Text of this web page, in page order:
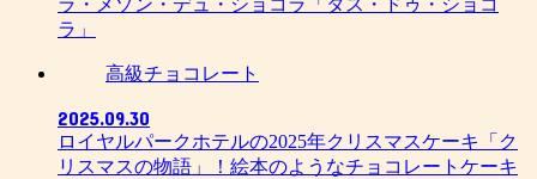
ラ」
高級チョコレート
2025.09.30
ロイヤルパークホテルの2025年クリスマスケーキ「ク
リスマスの物語」！絵本のようなチョコレートケーキ